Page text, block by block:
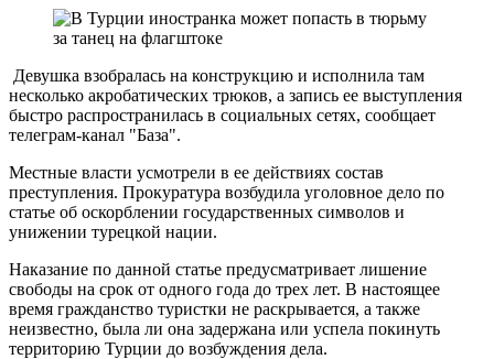
Девушка взобралась на конструкцию и исполнила там
несколько акробатических трюков, а запись ее выступления
быстро распространилась в социальных сетях, сообщает
телеграм-канал "База".
Местные власти усмотрели в ее действиях состав
преступления. Прокуратура возбудила уголовное дело по
статье об оскорблении государственных символов и
унижении турецкой нации.
Наказание по данной статье предусматривает лишение
свободы на срок от одного года до трех лет. В настоящее
время гражданство туристки не раскрывается, а также
неизвестно, была ли она задержана или успела покинуть
территорию Турции до возбуждения дела.